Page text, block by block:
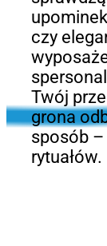
czy
Twój
grona
sposób
rytuałów.